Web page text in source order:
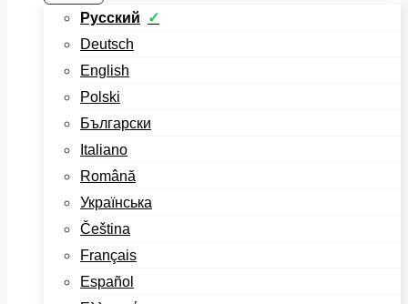
Русский
Deutsch
English
Polski
Български
Italiano
Română
Українська
Čeština
Français
Español